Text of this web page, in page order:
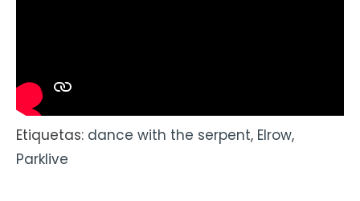
Etiquetas: dance with the serpent, Elrow,
Parklive